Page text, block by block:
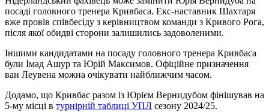
посаді головного тренера Кривбаса. Екс-наставник Шахтаря
вже провів співбесіду з керівництвом команди з Кривого Рога,
після якої обидві сторони залишились задоволеними.
Іншими кандидатами на посаду головного тренера Кривбаса
були Імад Ашур та Юрій Максимов. Офіційне призначення
ван Леувена можна очікувати найближчим часом.
Додамо, що Кривбас разом із Юрієм Вернидубом фінішував на
5-му місці в турнірній таблиці УПЛ сезону 2024/25.